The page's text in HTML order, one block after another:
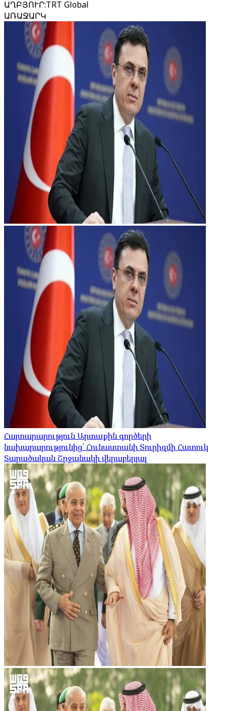
ԱՂԲՅՈՒՐ:TRT Global
ԱՌԱՋԱՐԿ
Հայտարարություն Արտաքին գործերի
նախարարությունից՝ Հունաստանի Տուրիզմի Հատուկ
Տարածական Շրջանակի վերաբերյալ